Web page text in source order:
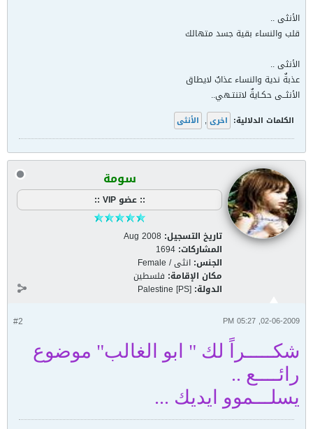
الأنثى ..
قلب والنساء بقية جسد متهالك
الأنثى ..
عذبةٌ ندية والنساء عذابٌ لايطاق
الأنثــى حكـايةٌ لاتنتـهي..
الكلمات الدلالية: اخرى , الأنثى
سومة
:: عضو VIP ::
تاريخ التسجيل: Aug 2008
المشاركات: 1694
الجنس: انثى / Female
مكان الإقامة: فلسطين
الدولة: Palestine [PS]
#2 02-06-2009, 05:27 PM
شكـــــراً لك " ابو الغالب" موضوع
رائــــع ..
يسلـــموو ايديك ...